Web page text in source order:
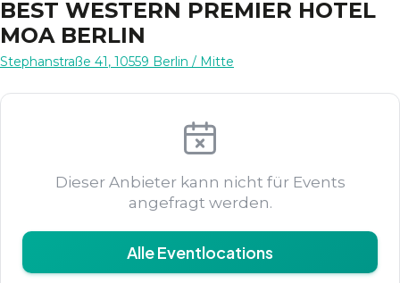
BEST WESTERN PREMIER HOTEL
MOA BERLIN
Stephanstraße 41, 10559 Berlin / Mitte
Dieser Anbieter kann nicht für Events
angefragt werden.
Alle Eventlocations